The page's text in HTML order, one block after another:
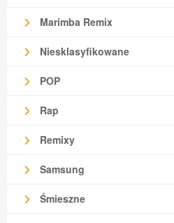
Marimba Remix
Niesklasyfikowane
POP
Rap
Remixy
Samsung
Śmieszne